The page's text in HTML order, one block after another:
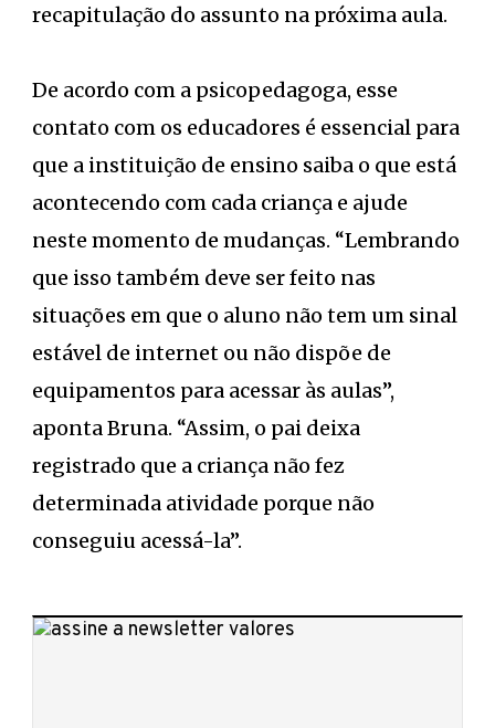
recapitulação do assunto na próxima aula.
De acordo com a psicopedagoga, esse
contato com os educadores é essencial para
que a instituição de ensino saiba o que está
acontecendo com cada criança e ajude
neste momento de mudanças. “Lembrando
que isso também deve ser feito nas
situações em que o aluno não tem um sinal
estável de internet ou não dispõe de
equipamentos para acessar às aulas”,
aponta Bruna. “Assim, o pai deixa
registrado que a criança não fez
determinada atividade porque não
conseguiu acessá-la”.